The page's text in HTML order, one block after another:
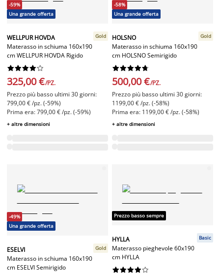
-59%
Una grande offerta
WELLPUR HOVDA
Materasso in schiuma 160x190
cm WELLPUR HOVDA Rigido
Gold






325,00 €/PZ.
Prezzo più basso ultimi 30 giorni:
799,00 € /pz. (-59%)
Prima era: 799,00 € /pz. (-59%)
+ altre dimensioni
-58%
Una grande offerta
HOLSNO
Materasso in schiuma 160x190
cm HOLSNO Semirigido
Gold






500,00 €/PZ.
Prezzo più basso ultimi 30 giorni:
1199,00 € /pz. (-58%)
Prima era: 1199,00 € /pz. (-58%)
+ altre dimensioni
-49%
Una grande offerta
ESELVI
Materasso in schiuma 160x190
cm ESELVI Semirigido
Gold
Prezzo basso sempre
HYLLA
Materasso pieghevole 60x190
cm HYLLA
Basic





